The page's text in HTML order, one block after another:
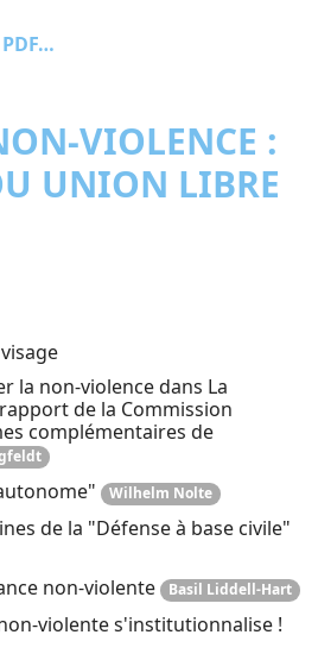
VIOLENCE :
UNION LIBRE
la non-violence dans La
de la Commission
complémentaires de
Wilhelm Nolte
de la "Défense à base civile"
non-violente Basil Liddell-Hart
violente s'institutionnalise !